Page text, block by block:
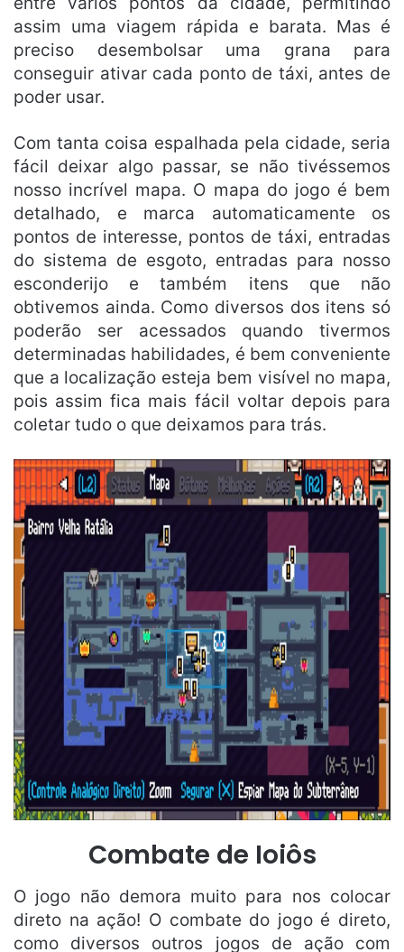
assim uma viagem rápida e barata. Mas é
preciso desembolsar uma grana para
conseguir ativar cada ponto de táxi, antes de
poder usar.
Com tanta coisa espalhada pela cidade, seria
fácil deixar algo passar, se não tivéssemos
nosso incrível mapa. O mapa do jogo é bem
detalhado, e marca automaticamente os
pontos de interesse, pontos de táxi, entradas
do sistema de esgoto, entradas para nosso
esconderijo e também itens que não
obtivemos ainda. Como diversos dos itens só
poderão ser acessados quando tivermos
determinadas habilidades, é bem conveniente
que a localização esteja bem visível no mapa,
pois assim fica mais fácil voltar depois para
coletar tudo o que deixamos para trás.
Combate de Ioiôs
O jogo não demora muito para nos colocar
direto na ação! O combate do jogo é direto,
como diversos outros jogos de ação com